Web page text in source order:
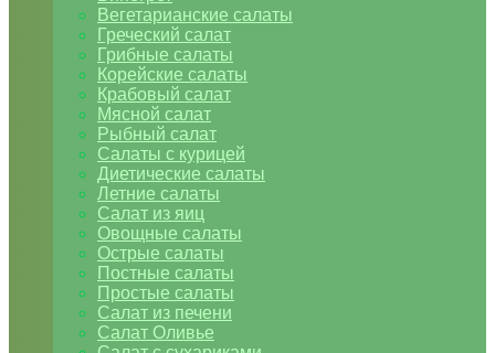
Вегетарианские салаты
Греческий салат
Грибные салаты
Корейские салаты
Крабовый салат
Мясной салат
Рыбный салат
Салаты с курицей
Диетические салаты
Летние салаты
Салат из яиц
Овощные салаты
Острые салаты
Постные салаты
Простые салаты
Салат из печени
Салат Оливье